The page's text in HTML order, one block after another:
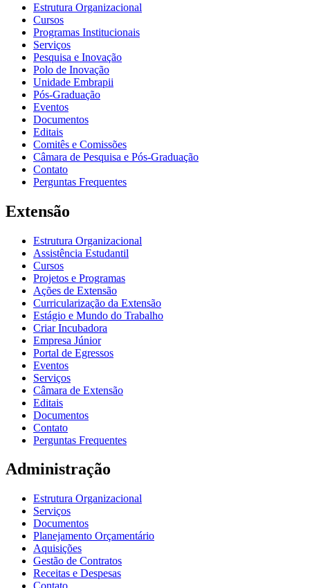
Estrutura Organizacional
Cursos
Programas Institucionais
Serviços
Pesquisa e Inovação
Polo de Inovação
Unidade Embrapii
Pós-Graduação
Eventos
Documentos
Editais
Comitês e Comissões
Câmara de Pesquisa e Pós-Graduação
Contato
Perguntas Frequentes
Extensão
Estrutura Organizacional
Assistência Estudantil
Cursos
Projetos e Programas
Ações de Extensão
Curricularização da Extensão
Estágio e Mundo do Trabalho
Criar Incubadora
Empresa Júnior
Portal de Egressos
Eventos
Serviços
Câmara de Extensão
Editais
Documentos
Contato
Perguntas Frequentes
Administração
Estrutura Organizacional
Serviços
Documentos
Planejamento Orçamentário
Aquisições
Gestão de Contratos
Receitas e Despesas